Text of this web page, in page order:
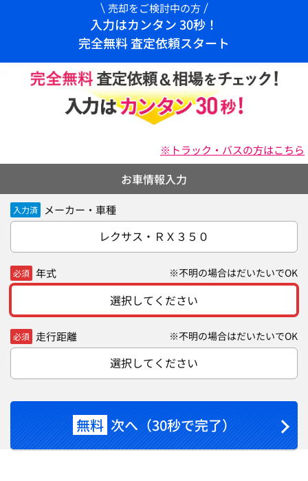
売却をご検討中の方
入力はカンタン 30秒！
完全無料 査定依頼スタート
※トラック・バスの方はこちら
お車情報入力
入力済 メーカー・車種
レクサス・ＲＸ３５０
必須 年式 ※不明の場合はだいたいでOK
選択してください
必須 走行距離 ※不明の場合はだいたいでOK
選択してください
無料 次へ（30秒で完了）